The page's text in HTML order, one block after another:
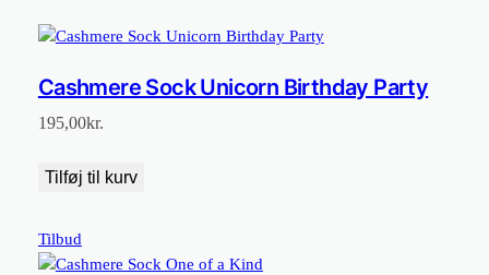
185,00kr..125,00kr..
Cashmere Sock Unicorn Birthday Party
195,00kr.
Tilføj til kurv
TilbudVare
på